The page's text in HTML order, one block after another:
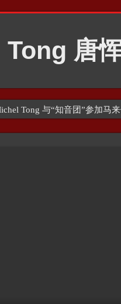
Tong 与“知音团”参加马